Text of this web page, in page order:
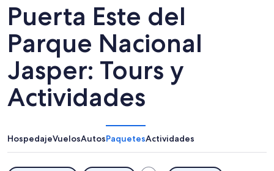
Puerta Este del
Parque Nacional
Jasper: Tours y
Actividades
HospedajeVuelosAutosPaquetesActividades